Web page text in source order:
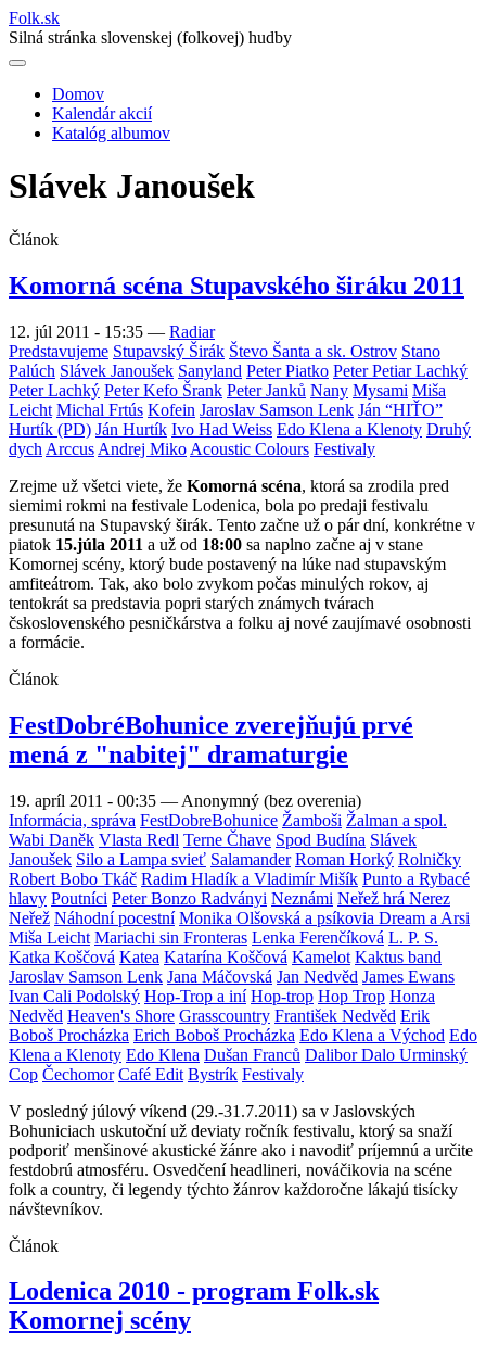
Folk.sk
Silná stránka slovenskej (folkovej) hudby
Main
navigation
Domov
Kalendár akcií
Katalóg albumov
Slávek Janoušek
Článok
Komorná scéna Stupavského širáku 2011
12. júl 2011 - 15:35 — Radiar
Predstavujeme Stupavský Širák Števo Šanta a sk. Ostrov Stano
Palúch Slávek Janoušek Sanyland Peter Piatko Peter Petiar Lachký
Peter Lachký Peter Kefo Šrank Peter Janků Nany Mysami Miša
Leicht Michal Frtús Kofein Jaroslav Samson Lenk Ján “HIŤO”
Hurtík (PD) Ján Hurtík Ivo Had Weiss Edo Klena a Klenoty Druhý
dych Arccus Andrej Miko Acoustic Colours Festivaly
Zrejme už všetci viete, že Komorná scéna, ktorá sa zrodila pred
siemimi rokmi na festivale Lodenica, bola po predaji festivalu
presunutá na Stupavský širák. Tento začne už o pár dní, konkrétne v
piatok 15.júla 2011 a už od 18:00 sa naplno začne aj v stane
Komornej scény, ktorý bude postavený na lúke nad stupavským
amfiteátrom. Tak, ako bolo zvykom počas minulých rokov, aj
tentokrát sa predstavia popri starých známych tvárach
čskoslovenského pesničkárstva a folku aj nové zaujímavé osobnosti
a formácie.
Článok
FestDobréBohunice zverejňujú prvé
mená z "nabitej" dramaturgie
19. apríl 2011 - 00:35 — Anonymný (bez overenia)
Informácia, správa FestDobreBohunice Žamboši Žalman a spol.
Wabi Daněk Vlasta Redl Terne Čhave Spod Budína Slávek
Janoušek Silo a Lampa svieť Salamander Roman Horký Rolničky
Robert Bobo Tkáč Radim Hladík a Vladimír Mišík Punto a Rybacé
hlavy Poutníci Peter Bonzo Radványi Neznámi Neřež hrá Nerez
Neřež Náhodní pocestní Monika Olšovská a psíkovia Dream a Arsi
Miša Leicht Mariachi sin Fronteras Lenka Ferenčíková L. P. S.
Katka Koščová Katea Katarína Koščová Kamelot Kaktus band
Jaroslav Samson Lenk Jana Máčovská Jan Nedvěd James Ewans
Ivan Cali Podolský Hop-Trop a iní Hop-trop Hop Trop Honza
Nedvěd Heaven's Shore Grasscountry František Nedvěd Erik
Boboš Procházka Erich Boboš Procházka Edo Klena a Východ Edo
Klena a Klenoty Edo Klena Dušan Franců Dalibor Dalo Urminský
Cop Čechomor Café Edit Bystrík Festivaly
V posledný júlový víkend (29.-31.7.2011) sa v Jaslovských
Bohuniciach uskutoční už deviaty ročník festivalu, ktorý sa snaží
podporiť menšinové akustické žánre ako i navodiť príjemnú a určite
festdobrú atmosféru. Osvedčení headlineri, nováčikovia na scéne
folk a country, či legendy týchto žánrov každoročne lákajú tisícky
návštevníkov.
Článok
Lodenica 2010 - program Folk.sk
Komornej scény